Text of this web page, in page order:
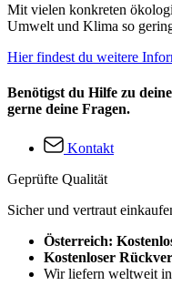
Mit vielen konkreten
Umwelt und Klima so
Hier findest du weitere
Benötigst du Hilfe zu
gerne deine Fragen.
Kontakt
Geprüfte Qualität
Sicher und vertraut
Österreich:
Kostenloser
Wir liefern weltweit in